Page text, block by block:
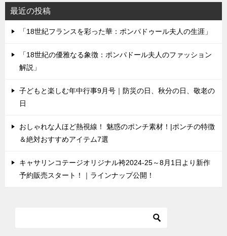
最近の投稿
「18世紀フランスを彩った華：ポンパドゥール夫人の生涯」
「18世紀の優雅なる象徴：ポンパドール夫人のファッション
解説」
子どもと楽しむ年中行事9月号｜防災の日、秋分の日、敬老の
日
おしゃれな人ほど熱視線！ 魅惑のポンチ素材！|ポンチの特徴
＆絶対おすすめアイテム7選
キャサリンコテージオリジナル袴2024-25～8月1日より新作
予約販売スタート！｜ラインナップ公開！